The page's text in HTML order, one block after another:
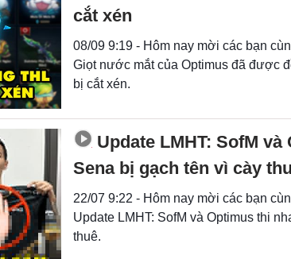
cắt xén
08/09 9:19 - Hôm nay mời các bạn
Giọt nước mắt của Optimus đã được
bị cắt xén.
Update LMHT: SofM
Sena bị gạch tên vì cày
22/07 9:22 - Hôm nay mời các bạn
Update LMHT: SofM và Optimus thi
thuê.